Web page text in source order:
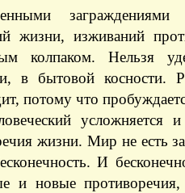
жизни, изживаний
колпаком. Нельзя
в бытовой косности.
потому что
усложняется
жизни. Мир не есть
И
и новые